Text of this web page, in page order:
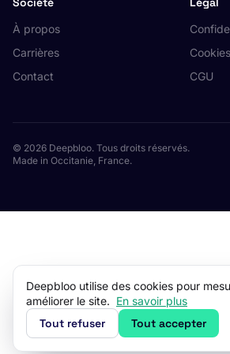
À propos
Carrières
Contact
Cookies
CGU
© 2026 Deepbloo. Tous droits réservés.
Made in Occitanie, France.
Deepbloo utilise des cookies pour
améliorer le site. En savoir plus
Tout refuser Tout accepter